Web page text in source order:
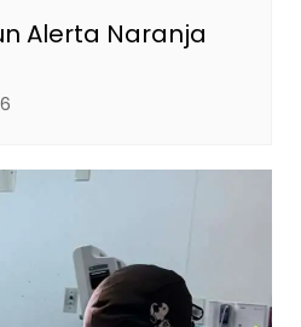
Alerta Naranja